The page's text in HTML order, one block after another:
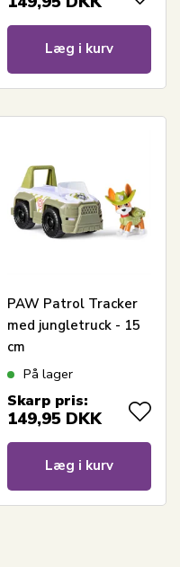
Læg i kurv
PAW Patrol Tracker
med jungletruck - 15
cm
På lager
Skarp pris:
149,95 DKK
Læg i kurv